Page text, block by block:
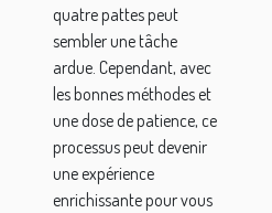
quatre pattes peut
sembler une tâche
ardue. Cependant, avec
les bonnes méthodes et
une dose de patience, ce
processus peut devenir
une expérience
enrichissante pour vous